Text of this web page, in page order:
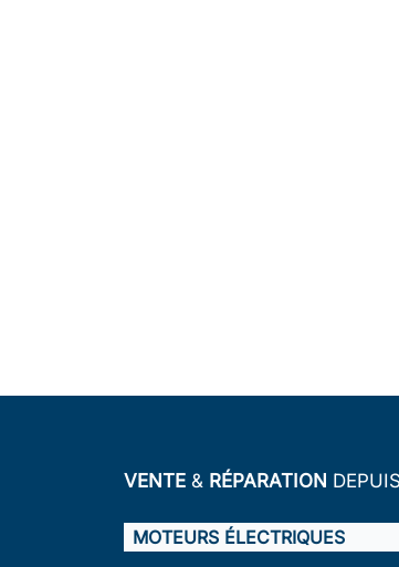
VENTE & RÉPARATION
MOTEURS ÉLECTRIQUES